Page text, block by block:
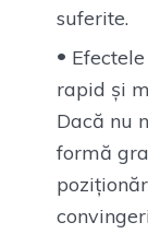
suferite.
rapid și
Dacă nu
formă